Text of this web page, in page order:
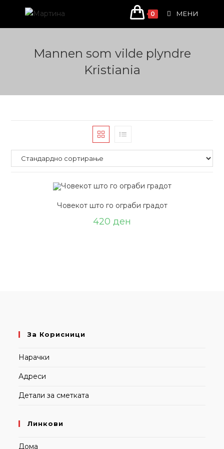
content
0 МЕНИ
Mannen som vilde plyndre
Kristiania
Човекот што го ограби градот
420 ден
За Корисници
Нарачки
Адреси
Детали за сметката
Линкови
Дома